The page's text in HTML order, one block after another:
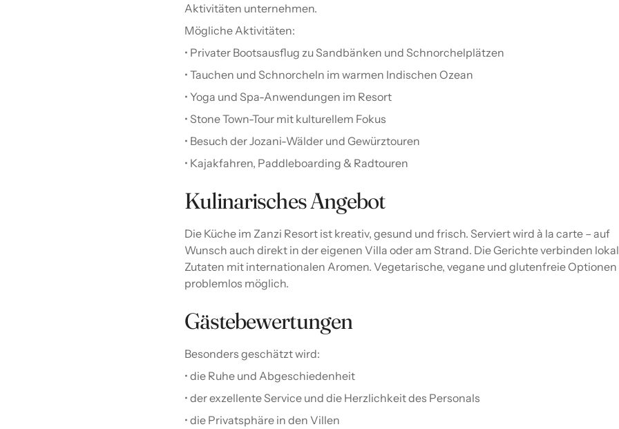
Aktivitäten unternehmen.
Mögliche Aktivitäten:
• Privater Bootsausflug zu Sandbänken und Schnorchelplätzen
• Tauchen und Schnorcheln im warmen Indischen Ozean
• Yoga und Spa-Anwendungen im Resort
• Stone Town-Tour mit kulturellem Fokus
• Besuch der Jozani-Wälder und Gewürztouren
• Kajakfahren, Paddleboarding & Radtouren
Kulinarisches Angebot
Die Küche im Zanzi Resort ist kreativ, gesund und frisch. Serviert wird à la carte – auf
Wunsch auch direkt in der eigenen Villa oder am Strand. Die Gerichte verbinden
Zutaten mit internationalen Aromen. Vegetarische, vegane und glutenfreie
problemlos möglich.
Gästebewertungen
Besonders geschätzt wird:
• die Ruhe und Abgeschiedenheit
• der exzellente Service und die Herzlichkeit des Personals
• die Privatsphäre in den Villen